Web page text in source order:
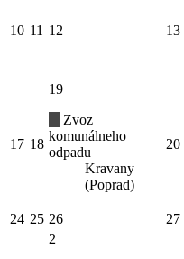
10 11 12 13
17 18
19
Zvoz
komunálneho
odpadu
Kravany
(Poprad)
20
24 25 26 27
2